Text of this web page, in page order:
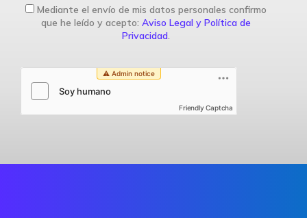
Mediante el envío de mis datos personales confirmo
que he leído y acepto: Aviso Legal y Política de
Privacidad
Friendly Captcha